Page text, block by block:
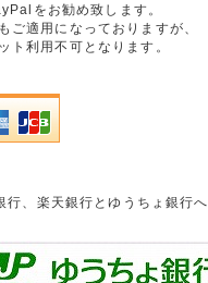
をお勧め致します。
ご適用になっておりますが、
ト利用不可となります。
、楽天銀行とゆうちょ銀行